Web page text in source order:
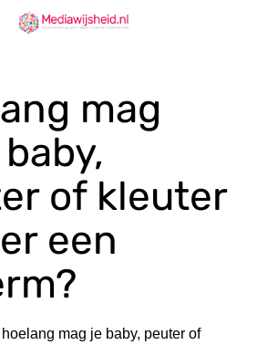
mag
of kleuter
een
mag je baby, peuter of